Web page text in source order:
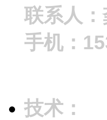
联系人
手机：
技术：